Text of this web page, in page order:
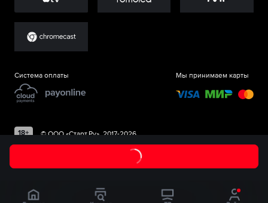
Система оплаты Мы принимаем карты
©ООО «Старт.Ру», 2017-2026